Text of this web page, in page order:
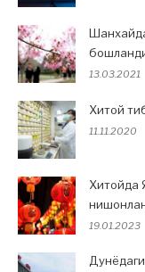
13.03.2021
Хитой
11.11.2020
Хитойда
19.01.2023
Дунёдаги